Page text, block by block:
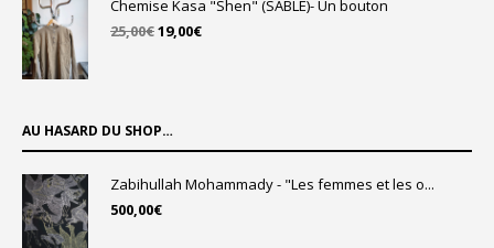
Chemise Kasa "Shen" (SABLE)- Un bouton
25,00€Le
19,00€Le
AU HASARD DU SHOP…
Zabihullah Mohammady - "Les femmes et les o...
500,00€